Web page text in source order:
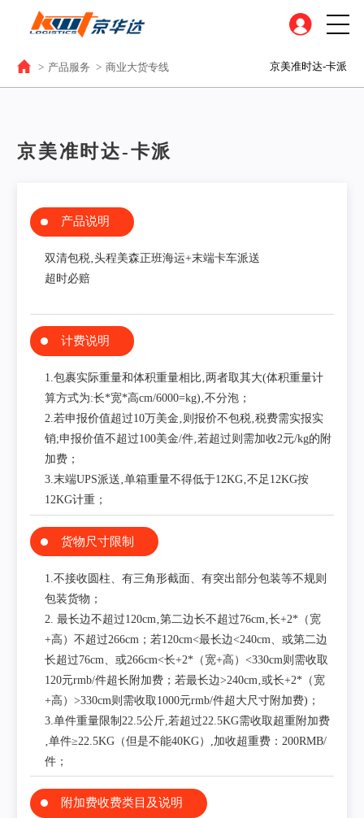
> 产品服务 > 商业大货专线 京美准时达-卡派
京美准时达-卡派
产品说明
双清包税‚头程美森正班海运+末端卡车派送
超时必赔
计费说明
1.包裹实际重量和体积重量相比‚两者取其大(体积重量计
算方式为:长*宽*高cm/6000=kg)‚不分泡；
2.若申报价值超过10万美金‚则报价不包税‚税费需实报实
销;申报价值不超过100美金/件‚若超过则需加收2元/kg的附
加费；
3.末端UPS派送‚单箱重量不得低于12KG‚不足12KG按
12KG计重；
货物尺寸限制
1.不接收圆柱、有三角形截面、有突出部分包装等不规则
包装货物；
2. 最长边不超过120cm‚第二边长不超过76cm‚长+2*（宽
+高）不超过266cm；若120cm<最长边<240cm、或第二边
长超过76cm、或266cm<长+2*（宽+高）<330cm则需收取
120元rmb/件超长附加费；若最长边>240cm‚或长+2*（宽
+高）>330cm则需收取1000元rmb/件超大尺寸附加费)；
3.单件重量限制22.5公斤,若超过22.5KG需收取超重附加费
‚单件≥22.5KG（但是不能40KG）,加收超重费：200RMB/
件；
附加费收费类目及说明